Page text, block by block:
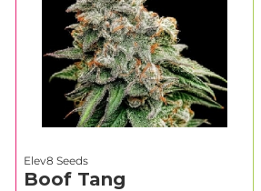
Elev8 Seeds
Boof Tang